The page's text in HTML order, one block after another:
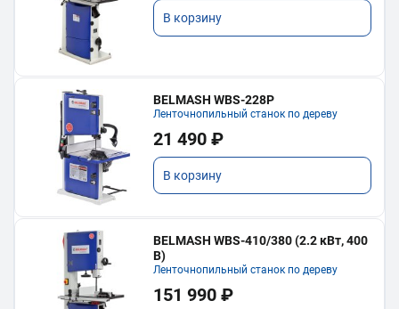
В корзину
BELMASH WBS-228P
Ленточнопильный станок по дереву
21 490 ₽
В корзину
BELMASH WBS-410/380 (2.2 кВт, 400
В)
Ленточнопильный станок по дереву
151 990 ₽